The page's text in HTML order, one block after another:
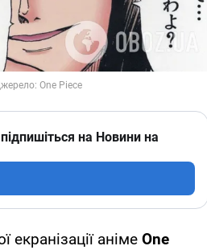
на Новини на
екранізації аніме One